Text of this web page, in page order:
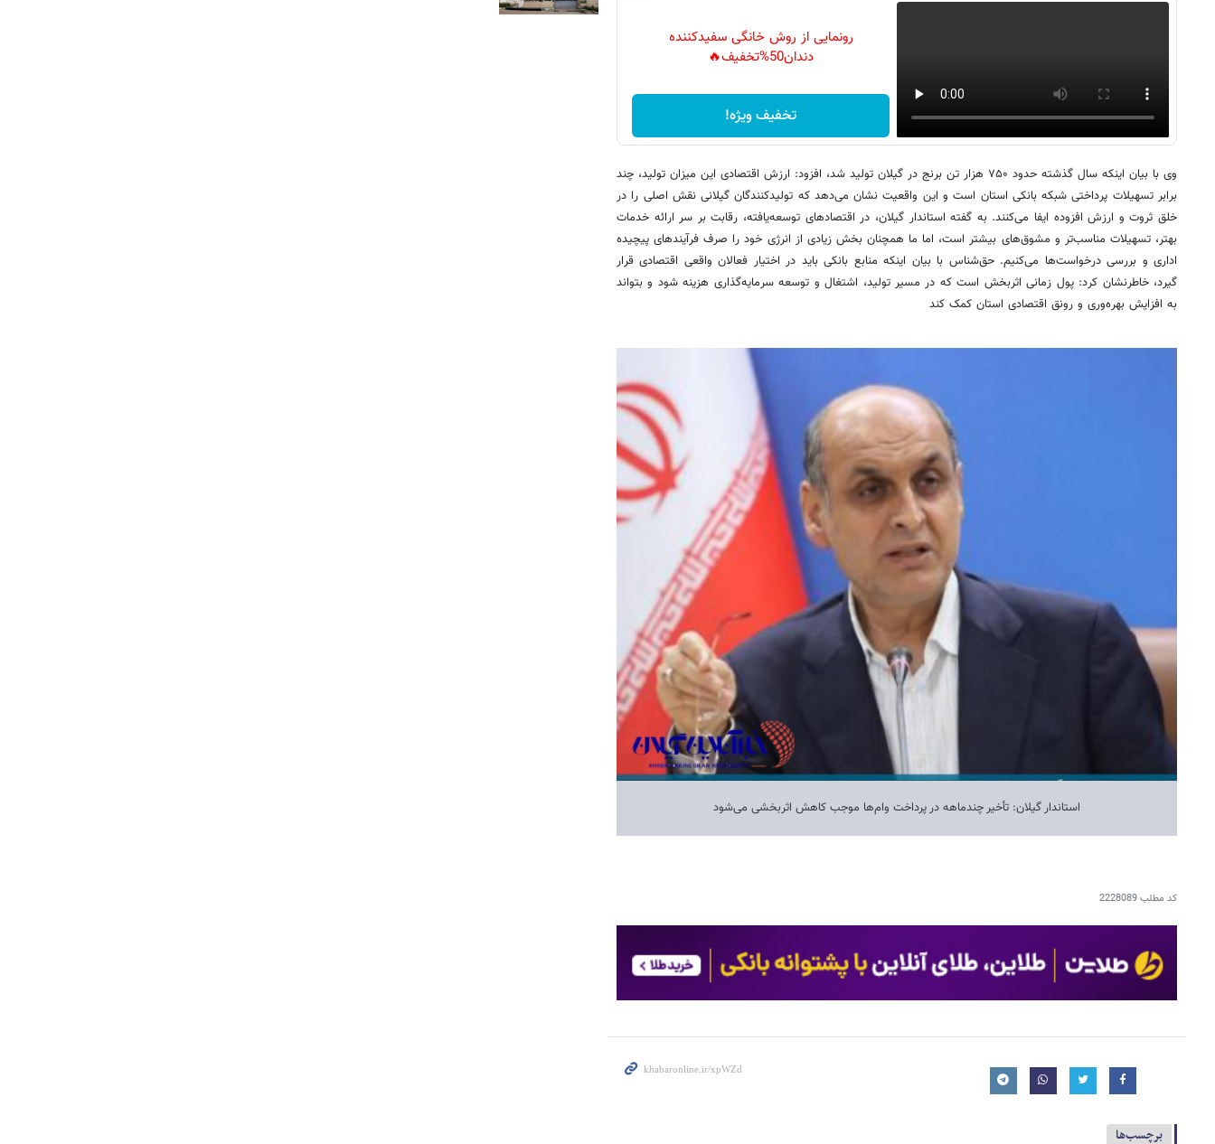
رونمایی از روش خانگی سفیدکننده
دندان50%تخفیف🔥
تخفیف ویژه!
وی با بیان اینکه سال گذشته حدود ۷۵۰ هزار تن برنج در گیلان تولید شد، افزود: ارزش اقتصادی این میزان تولید، چند
برابر تسهیلات پرداختی شبکه بانکی استان است و این واقعیت نشان می‌دهد که تولیدکنندگان گیلانی نقش اصلی را در
خلق ثروت و ارزش افزوده ایفا می‌کنند. به گفته استاندار گیلان، در اقتصادهای توسعه‌یافته، رقابت بر سر ارائه خدمات
بهتر، تسهیلات مناسب‌تر و مشوق‌های بیشتر است، اما ما همچنان بخش زیادی از انرژی خود را صرف فرآیندهای پیچیده
اداری و بررسی درخواست‌ها می‌کنیم. حق‌شناس با بیان اینکه منابع بانکی باید در اختیار فعالان واقعی اقتصادی قرار
گیرد، خاطرنشان کرد: پول زمانی اثربخش است که در مسیر تولید، اشتغال و توسعه سرمایه‌گذاری هزینه شود و بتواند
به افزایش بهره‌وری و رونق اقتصادی استان کمک کند
استاندار گیلان: تأخیر چندماهه در پرداخت وام‌ها موجب کاهش اثربخشی می‌شود
کد مطلب2228089
برچسب‌ها